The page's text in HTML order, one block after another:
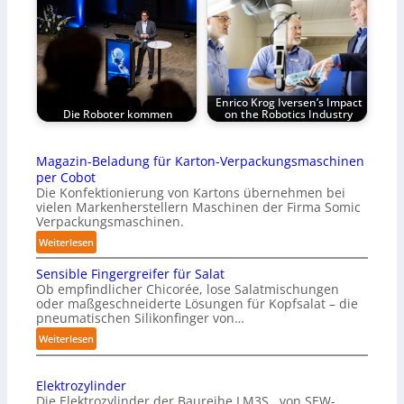
Die Roboter kommen
Enrico Krog Iversen’s Impact
on the Robotics Industry
Magazin-Beladung für Karton-Verpackungsmaschinen
per Cobot
Die Konfektionierung von Kartons übernehmen bei
vielen Markenherstellern Maschinen der Firma Somic
Verpackungsmaschinen.
Weiterlesen:
M
a
g
a
z
i
n
-
B
Sensible Fingergreifer für Salat
Ob empfindlicher Chicorée, lose Salatmischungen
oder maßgeschneiderte Lösungen für Kopfsalat – die
pneumatischen Silikonfinger von…
Weiterlesen:
S
n
Elektrozylinder